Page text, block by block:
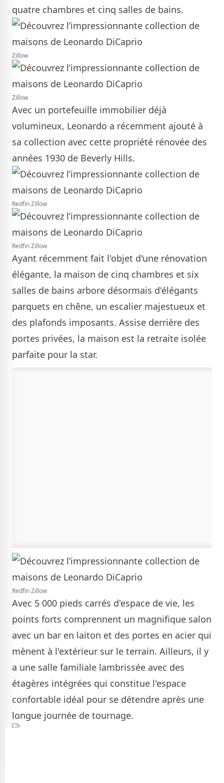
quatre chambres et cinq salles de bains.
Zillow
Zillow
Avec un portefeuille immobilier déjà
volumineux, Leonardo a récemment ajouté à
sa collection avec cette propriété rénovée des
années 1930 de Beverly Hills.
Redfin Zillow
Redfin Zillow
Ayant récemment fait l'objet d'une rénovation
élégante, la maison de cinq chambres et six
salles de bains arbore désormais d'élégants
parquets en chêne, un escalier majestueux et
des plafonds imposants. Assise derrière des
portes privées, la maison est la retraite isolée
parfaite pour la star.
Redfin Zillow
Avec 5 000 pieds carrés d'espace de vie, les
points forts comprennent un magnifique salon
avec un bar en laiton et des portes en acier qui
mènent à l'extérieur sur le terrain. Ailleurs, il y
a une salle familiale lambrissée avec des
étagères intégrées qui constitue l'espace
confortable idéal pour se détendre après une
longue journée de tournage.